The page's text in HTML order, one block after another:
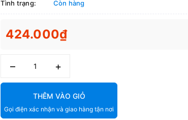
Tình trạng: Còn hàng
424.000₫
– +
THÊM VÀO GIỎ
Gọi điện xác nhận và giao hàng tận nơi